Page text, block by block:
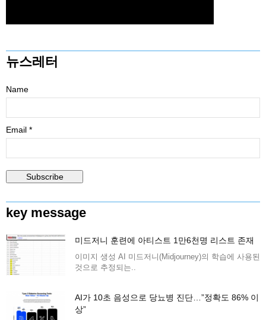
뉴스레터
Name
Email *
key message
미드저니 훈련에 아티스트 1만6천명 리스트 존재
이미지 생성 AI 미드저니(Midjourney)의 학습에 사용된
것으로 추정되는..
AI가 10초 음성으로 당뇨병 진단…”정확도 86% 이
상”